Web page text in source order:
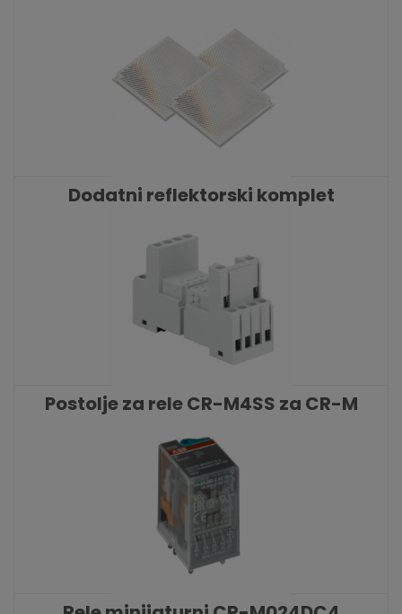
Dodatni reflektorski komplet
Postolje za rele CR-M4SS za CR-M
KATALOŠKI BROJ: 9328